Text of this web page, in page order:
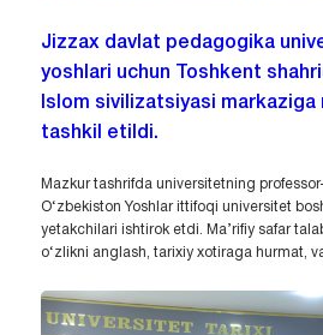
Jizzax davlat pedagogika
yoshlari uchun Toshkent
Islom sivilizatsiyasi markaziga
tashkil etildi.
Mazkur tashrifda universitetning
O‘zbekiston Yoshlar ittifoqi universitet
yetakchilari ishtirok etdi. Ma’rifiy safar
o‘zlikni anglash, tarixiy xotiraga hurmat,